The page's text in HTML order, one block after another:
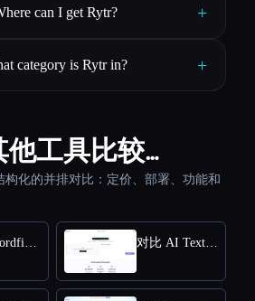
can I get Rytr? +
category is Rytr in? +
他工具比较…
构化的并排对比：定价、部署、功能和